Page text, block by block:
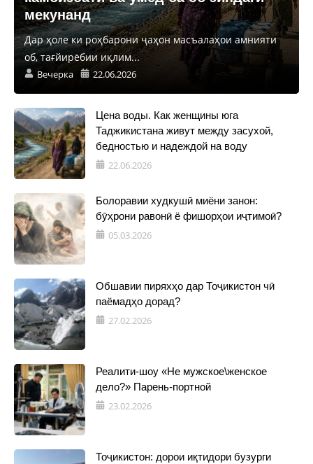
мекунанд
Дар ҳоле ки роҳбарони ҷаҳон масъалаҳои амнияти
об, тағйирёбии иқлим...
Вечерка 22.06.2026
Цена воды. Как женщины юга
Таджикистана живут между засухой,
бедностью и надеждой на воду
22.06.2026
Болоравии худкушӣ миёни занон:
бӯҳрони равонӣ ё фишорҳои иҷтимоӣ?
05.03.2026
Обшавии пиряхҳо дар Тоҷикистон чӣ
паёмадҳо дорад?
27.02.2026
Реалити-шоу «Не мужское\женское
дело?» Парень-портной
23.02.2026
Тоҷикистон: дорои иқтидори бузурги